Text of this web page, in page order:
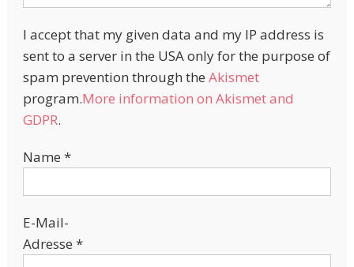
I accept that my given data and my IP address is
sent to a server in the USA only for the purpose of
spam prevention through the Akismet
program.More information on Akismet and
GDPR.
Name *
E-Mail-
Adresse *